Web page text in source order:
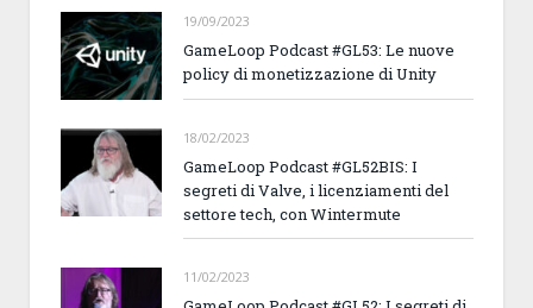
19/09/2023
GameLoop Podcast #GL53: Le nuove
policy di monetizzazione di Unity
18/02/2023
GameLoop Podcast #GL52BIS: I
segreti di Valve, i licenziamenti del
settore tech, con Wintermute
11/02/2023